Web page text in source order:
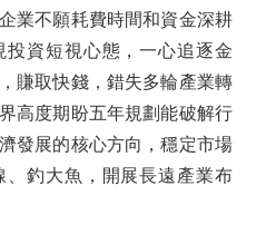
業不願耗費時間和資金深耕
資短視心態，一心追逐金
賺取快錢，錯失多輪產業轉
高度期盼五年規劃能破解行
發展的核心方向，穩定市場
釣大魚，開展長遠產業布